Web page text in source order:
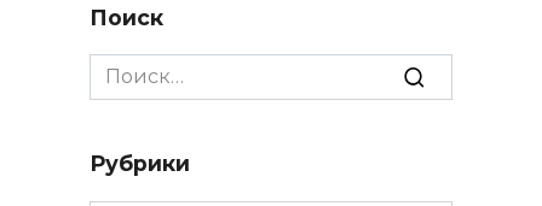
Поиск
Search
for:
Рубрики